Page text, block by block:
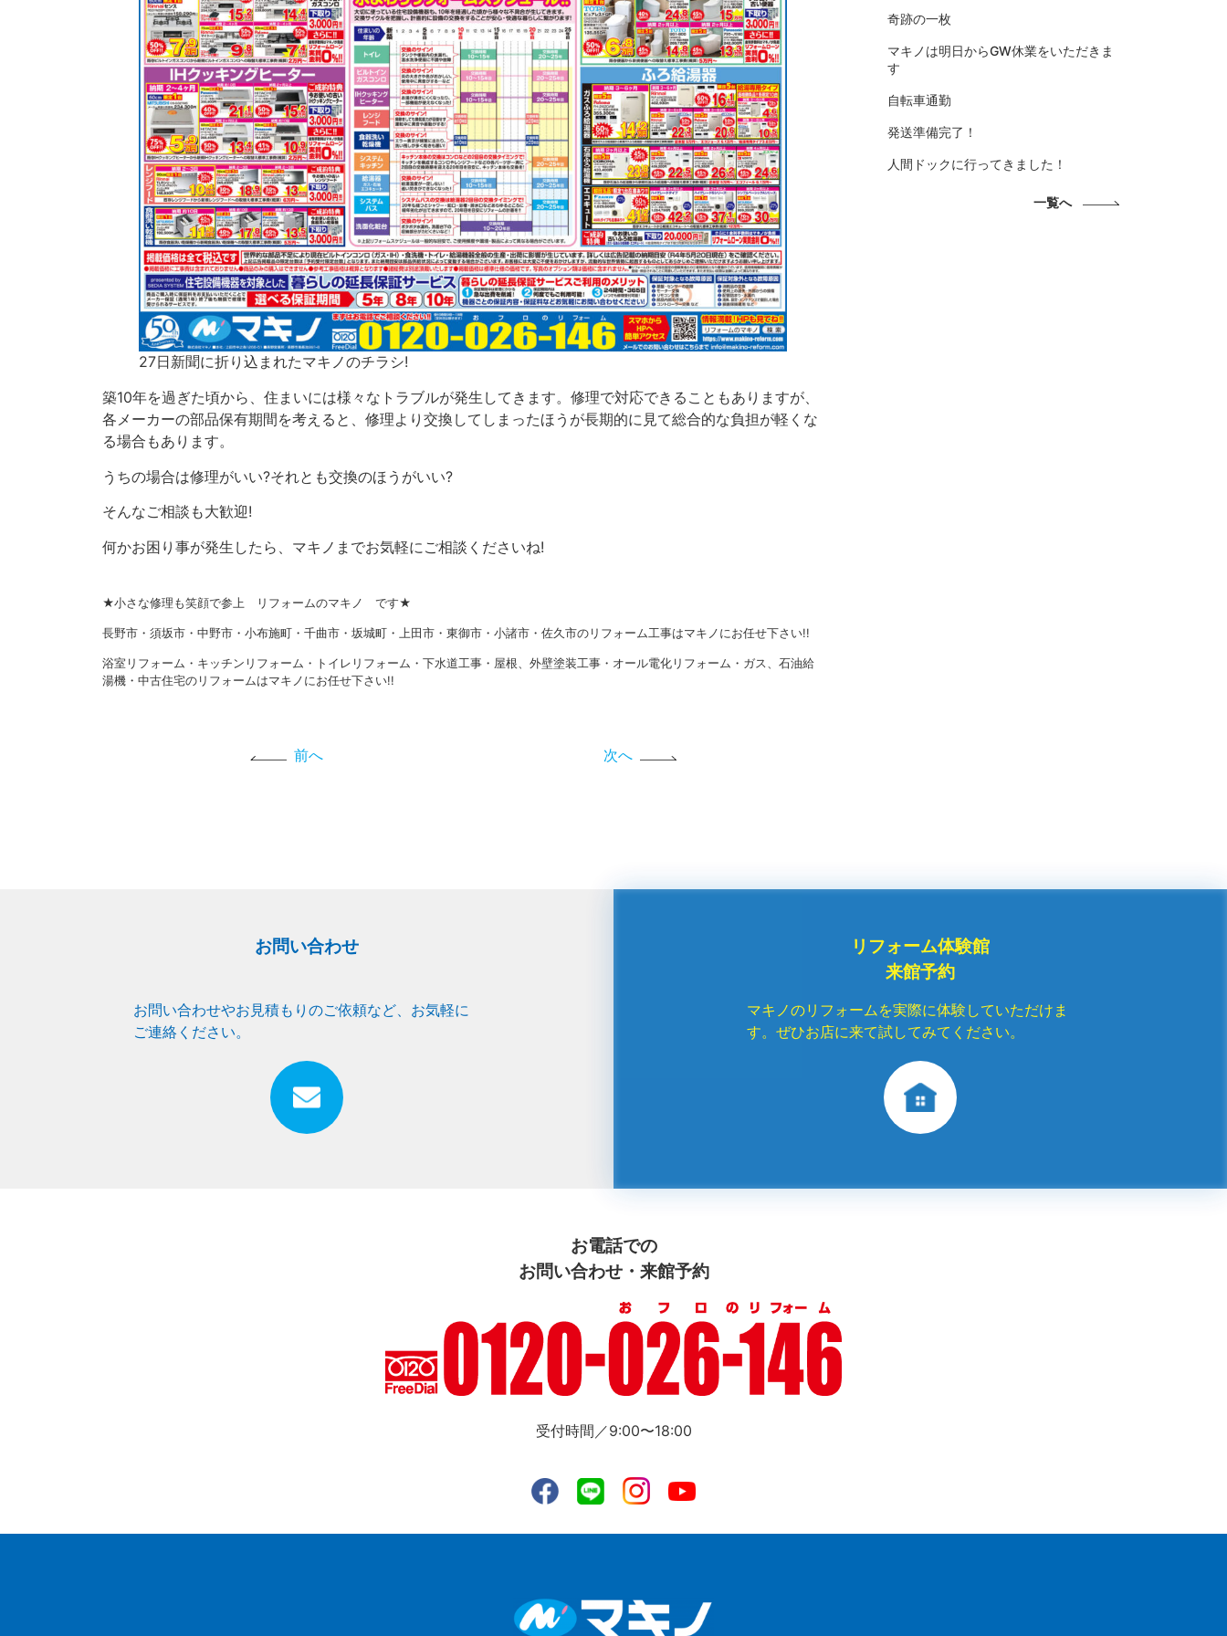
27日新聞に折り込まれたマキノのチラシ!
築10年を過ぎた頃から、住まいには様々なトラブルが発生してきます。修理で対応できることもありますが、
各メーカーの部品保有期間を考えると、修理より交換してしまったほうが長期的に見て総合的な負担が軽くな
る場合もあります。
うちの場合は修理がいい?それとも交換のほうがいい?
そんなご相談も大歓迎!
何かお困り事が発生したら、マキノまでお気軽にご相談くださいね!
★小さな修理も笑顔で参上 リフォームのマキノ です★
長野市・須坂市・中野市・小布施町・千曲市・坂城町・上田市・東御市・小諸市・佐久市のリフォーム工事はマキノにお任せ下さい!!
浴室リフォーム・キッチンリフォーム・トイレリフォーム・下水道工事・屋根、外壁塗装工事・オール電化リフォーム・ガス、石油給
湯機・中古住宅のリフォームはマキノにお任せ下さい!!
前へ 次へ
奇跡の一枚
マキノは明日からGW休業をいただきま
す
自転車通勤
発送準備完了！
人間ドックに行ってきました！
一覧へ
お問い合わせ
お問い合わせやお見積もりのご依頼など、お気軽に
ご連絡ください。
リフォーム体験館
来館予約
マキノのリフォームを実際に体験していただけま
す。ぜひお店に来て試してみてください。
お電話での
お問い合わせ・来館予約
受付時間／9:00〜18:00